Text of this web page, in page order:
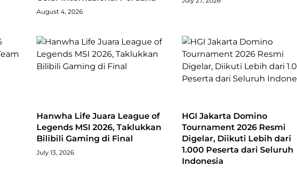
August 4, 2026
Hanwha Life Juara League of
Legends MSI 2026, Taklukkan
Bilibili Gaming di Final
July 13, 2026
HGI Jakarta Domino
Tournament 2026 Resmi
Digelar, Diikuti Lebih dari
1.000 Peserta dari Seluruh
Indonesia